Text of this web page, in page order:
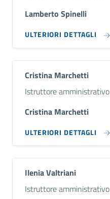
Lamberto Spinelli
ULTERIORI DETTAGLI
Cristina Marchetti
Descrizione breve
Istruttore amministrativo
Cristina Marchetti
ULTERIORI DETTAGLI
Ilenia Valtriani
Descrizione breve
Istruttore amministrativo